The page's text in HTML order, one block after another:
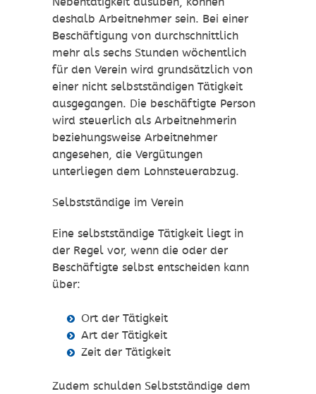
deshalb Arbeitnehmer sein. Bei einer
Beschäftigung von durchschnittlich
mehr als sechs Stunden wöchentlich
für den Verein wird grundsätzlich von
einer nicht selbstständigen Tätigkeit
ausgegangen. Die beschäftigte Person
wird steuerlich als Arbeitnehmerin
beziehungsweise Arbeitnehmer
angesehen, die Vergütungen
unterliegen dem Lohnsteuerabzug.
Selbstständige im Verein
Eine selbstständige Tätigkeit liegt in
der Regel vor, wenn die oder der
Beschäftigte selbst entscheiden kann
über:
Ort der Tätigkeit
Art der Tätigkeit
Zeit der Tätigkeit
Zudem schulden Selbstständige dem